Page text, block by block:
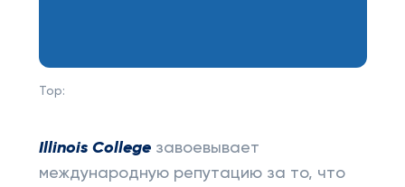
Top:
Illinois Collegeзавоевывает
международную репутацию за то, что